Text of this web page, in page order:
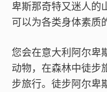
卑斯那奇特又迷人的
可以为各类身体素质
您会在意大利阿尔卑
动物，在森林中徒步
步旅行。徒步阿尔卑